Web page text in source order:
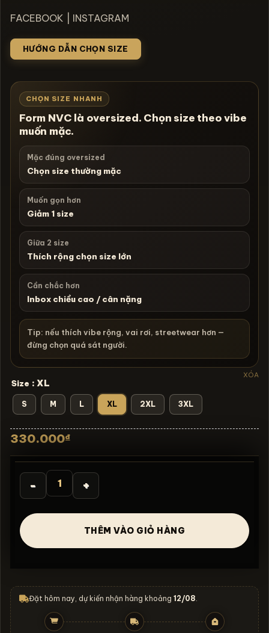
FACEBOOK INSTAGRAM
HƯỚNG DẪN CHỌN SIZE
CHỌN SIZE NHANH
Form NVC là oversized. Chọn size theo vibe
muốn mặc.
Mặc đúng oversized
Chọn size thường mặc
Muốn gọn hơn
Giảm 1 size
Giữa 2 size
Thích rộng chọn size lớn
Cần chắc hơn
Inbox chiều cao / cân nặng
Tip: nếu thích vibe rộng, vai rơi, streetwear hơn —
đừng chọn quá sát người.
Size : XL
S M L XL 2XL 3XL
XÓA
330.000₫
Áo thun carton vintage Smoking Rick - B105 số lượng
THÊM VÀO GIỎ HÀNG
Đặt hôm nay, dự kiến nhận hàng khoảng 12/08